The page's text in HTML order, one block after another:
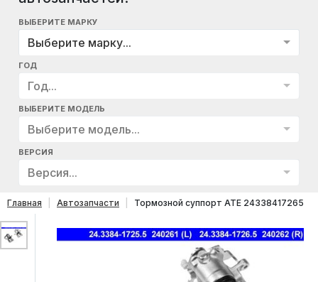
ВЫБЕРИТЕ МАРКУ
Выберите марку...
ГОД
Год...
ВЫБЕРИТЕ МОДЕЛЬ
Выберите модель...
ВЕРСИЯ
Версия...
Главная Автозапчасти Тормозной суппорт ATE 24338417265